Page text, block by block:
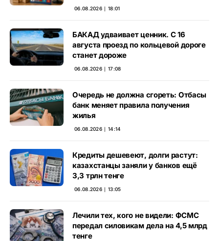
06.08.2026 ∣ 18:01
БАКАД удваивает ценник. С 16
августа проезд по кольцевой дороге
станет дороже
06.08.2026 ∣ 17:08
Очередь не должна сгореть: Отбасы
банк меняет правила получения
жилья
06.08.2026 ∣ 14:14
Кредиты дешевеют, долги растут:
казахстанцы заняли у банков ещё
3,3 трлн тенге
06.08.2026 ∣ 13:05
Лечили тех, кого не видели: ФСМС
передал силовикам дела на 4,5 млрд
тенге